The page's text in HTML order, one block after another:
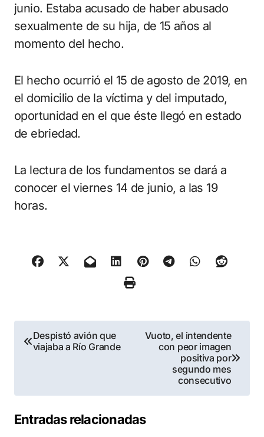
junio. Estaba acusado de haber abusado
sexualmente de su hija, de 15 años al
momento del hecho.
El hecho ocurrió el 15 de agosto de 2019, en
el domicilio de la víctima y del imputado,
oportunidad en el que éste llegó en estado
de ebriedad.
La lectura de los fundamentos se dará a
conocer el viernes 14 de junio, a las 19
horas.
Navegación
Despistó avión que
viajaba a Río Grande
Vuoto, el intendente
con peor imagen
positiva por
segundo mes
consecutivo
Entradas relacionadas